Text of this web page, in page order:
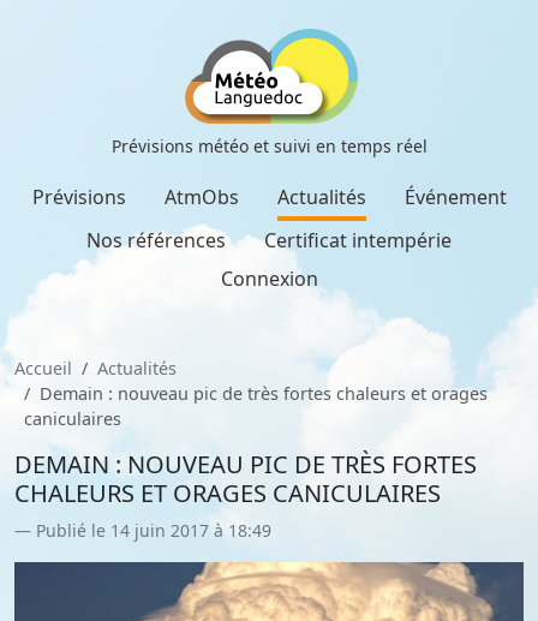
Prévisions météo et suivi en temps réel
Prévisions AtmObs Actualités
Événement
Nos références
Certificat intempérie
Connexion
Accueil
Actualités
Demain : nouveau pic de très fortes chaleurs et orages
caniculaires
DEMAIN : NOUVEAU PIC DE TRÈS FORTES
CHALEURS ET ORAGES CANICULAIRES
Publié le 14 juin 2017 à 18:49